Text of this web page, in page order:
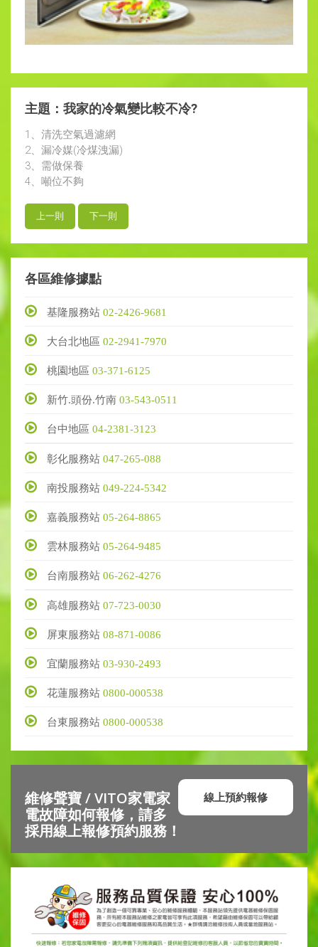
主題：我家的冷氣變比較不冷?
1、清洗空氣過濾網
2、漏冷媒(冷煤洩漏)
3、需做保養
4、噸位不夠
上一則 下一則
各區維修據點
基隆服務站 02-2426-9681
大台北地區 02-2941-7970
桃園地區 03-371-6125
新竹.頭份.竹南 03-543-0511
台中地區 04-2381-3123
彰化服務站 047-265-088
南投服務站 049-224-5342
嘉義服務站 05-264-8865
雲林服務站 05-264-9485
台南服務站 06-262-4276
高雄服務站 07-723-0030
屏東服務站 08-871-0086
宜蘭服務站 03-930-2493
花蓮服務站 0800-000538
台東服務站 0800-000538
線上預約報修
維修聲寶 / VITO家電家
電故障如何報修，請多
採用線上報修預約服務！